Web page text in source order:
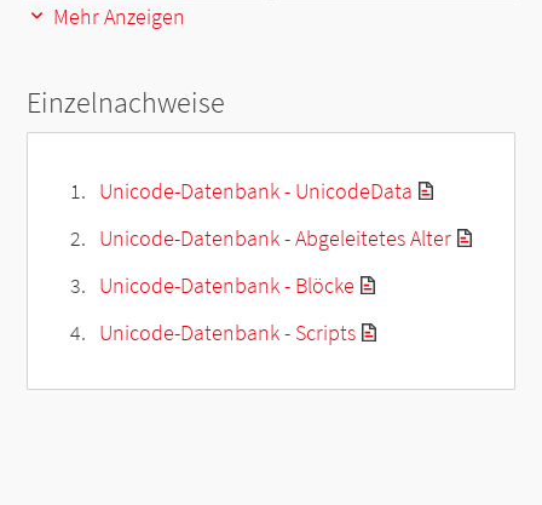
Mehr Anzeigen
Einzelnachweise
Unicode-Datenbank - UnicodeData
Unicode-Datenbank - Abgeleitetes Alter
Unicode-Datenbank - Blöcke
Unicode-Datenbank - Scripts